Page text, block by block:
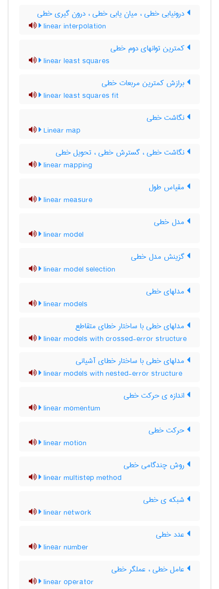
درونیابی خطی ، میان یابی خطی ، درون گیری خطی
linear interpolation
کمترین توانهای دوم خطی
linear least squares
برازش کمترین مربعات خطی
linear least squares fit
نگاشت خطی
Linear map
نگاشت خطی ، گسترش خطی ، تحویل خطی
linear mapping
مقیاس طول
linear measure
مدل خطی
linear model
گزینش مدل خطی
linear model selection
مدلهای خطی
linear models
مدلهای خطی با ساختار خطای متقاطع
linear models with crossed-error structure
مدلهای خطی با ساختار خطای آشیانی
linear models with nested-error structure
اندازه ی حرکت خطی
linear momentum
حرکت خطی
linear motion
روش چندگامی خطی
linear multistep method
شبکه ی خطی
linear network
عدد خطی
linear number
عامل خطی ، عملگر خطی
linear operator